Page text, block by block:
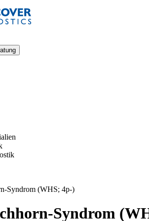
Syndrom (WHS; 4p-)
Syndrom